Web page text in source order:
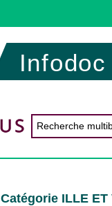
Catégorie ILLE ET